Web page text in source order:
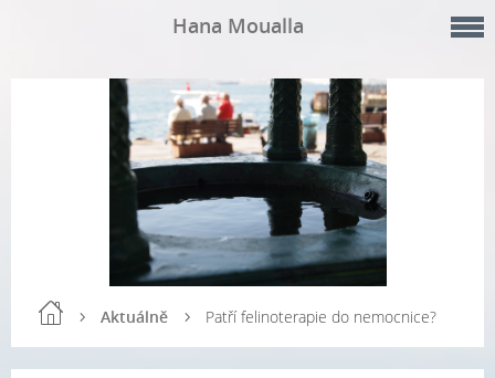
Hana Moualla
Aktuálně Patří felinoterapie do nemocnice?